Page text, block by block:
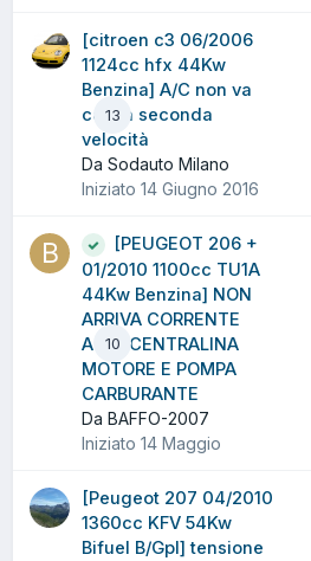
13
[citroen c3 06/2006
1124cc hfx 44Kw
Benzina] A/C non va
con la seconda
velocità
Da Sodauto Milano
Iniziato 14 Giugno 2016
10
[PEUGEOT 206 +
01/2010 1100cc TU1A
44Kw Benzina] NON
ARRIVA CORRENTE
ALLA CENTRALINA
MOTORE E POMPA
CARBURANTE
Da BAFFO-2007
Iniziato 14 Maggio
[Peugeot 207 04/2010
1360cc KFV 54Kw
Bifuel B/Gpl] tensione